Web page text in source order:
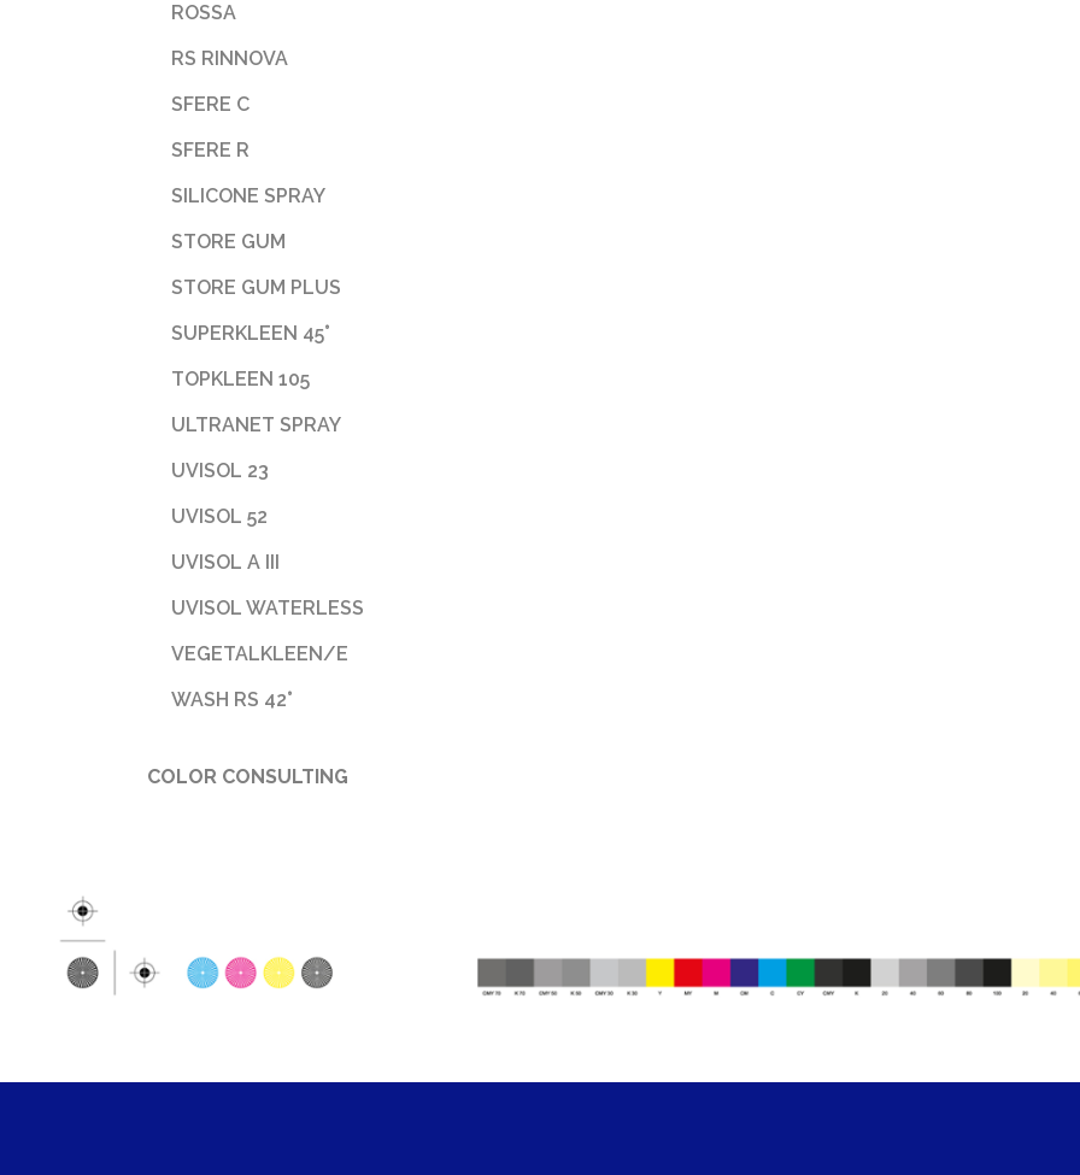
ROSSA
RS RINNOVA
SFERE C
SFERE R
SILICONE SPRAY
STORE GUM
STORE GUM PLUS
SUPERKLEEN 45°
TOPKLEEN 105
ULTRANET SPRAY
UVISOL 23
UVISOL 52
UVISOL A III
UVISOL WATERLESS
VEGETALKLEEN/E
WASH RS 42°
COLOR CONSULTING